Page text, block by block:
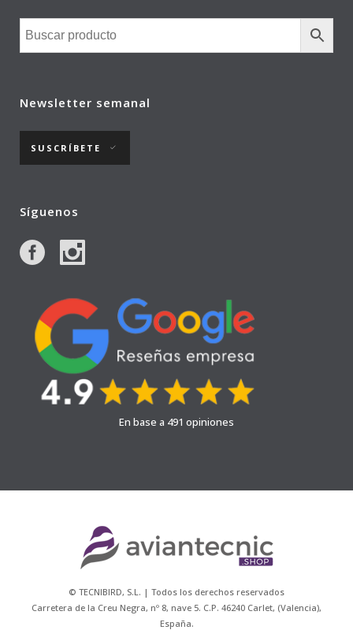
Newsletter semanal
SUSCRÍBETE
Síguenos
En base a 491 opiniones
© TECNIBIRD, S.L. | Todos los derechos reservados
Carretera de la Creu Negra, nº 8, nave 5. C.P. 46240 Carlet, (Valencia),
España.